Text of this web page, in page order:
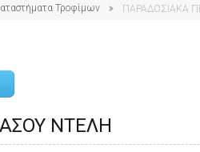
Τροφίμων ΠΑΡΑΔΟΣΙΑΚΑ
ΝΤΕΛΗ